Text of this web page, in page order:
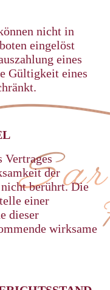
nicht in
eingelöst
eines
Gültigkeit eines
Vertrages
der
berührt. Die
einer
dieser
wirksame